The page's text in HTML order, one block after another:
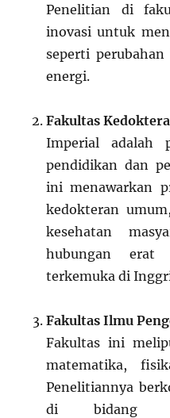
Penelitian di
inovasi untuk
seperti
energi.
Fakultas
Imperial adalah
pendidikan dan
ini menawarkan
kedokteran
kesehatan
hubungan erat
terkemuka di
Fakultas Ilmu
Fakultas ini
matematika,
Penelitiannya
di bidang